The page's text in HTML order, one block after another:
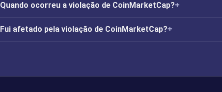
Quando ocorreu a violação de CoinMarketCap?
Fui afetado pela violação de CoinMarketCap?